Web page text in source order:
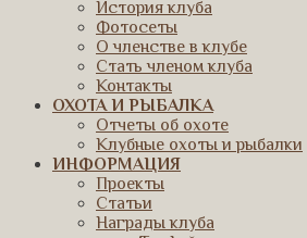
История клуба
Фотосеты
О членстве в клубе
Стать членом клуба
Контакты
ОХОТА И РЫБАЛКА
Отчеты об охоте
Клубные охоты и рыбалки
ИНФОРМАЦИЯ
Проекты
Статьи
Награды клуба